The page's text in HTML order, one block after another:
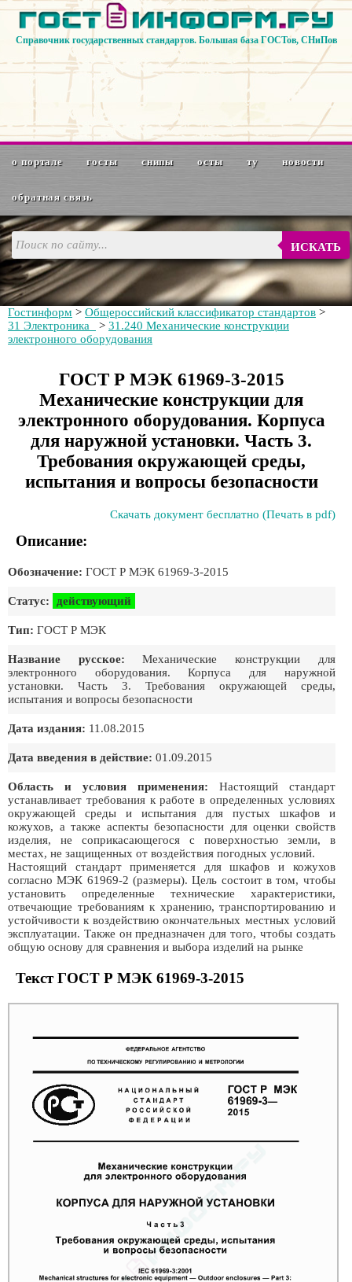
Справочник государственных стандартов. Большая база ГОСТов, СНиПов
о портале госты снипы осты ту новости
обратная связь
ИСКАТЬ
Гостинформ > Общероссийский классификатор стандартов >
31 Электроника
> 31.240 Механические конструкции
электронного оборудования
ГОСТ Р МЭК 61969-3-2015
Механические конструкции для
электронного оборудования. Корпуса
для наружной установки. Часть 3.
Требования окружающей среды,
испытания и вопросы безопасности
Скачать документ бесплатно (Печать в pdf)
Описание:
Обозначение: ГОСТ Р МЭК 61969-3-2015
Статус: действующий
Тип: ГОСТ Р МЭК
Название русское: Механические конструкции для
электронного оборудования. Корпуса для наружной
установки. Часть 3. Требования окружающей среды,
испытания и вопросы безопасности
Дата издания: 11.08.2015
Дата введения в действие: 01.09.2015
Область и условия применения: Настоящий стандарт
устанавливает требования к работе в определенных условиях
окружающей среды и испытания для пустых шкафов и
кожухов, а также аспекты безопасности для оценки свойств
изделия, не соприкасающегося с поверхностью земли, в
местах, не защищенных от воздействия погодных условий.
Настоящий стандарт применяется для шкафов и кожухов
согласно МЭК 61969-2 (размеры). Цель состоит в том, чтобы
установить определенные технические характеристики,
отвечающие требованиям к хранению, транспортированию и
устойчивости к воздействию окончательных местных условий
эксплуатации. Также он предназначен для того, чтобы создать
общую основу для сравнения и выбора изделий на рынке
Текст ГОСТ Р МЭК 61969-3-2015